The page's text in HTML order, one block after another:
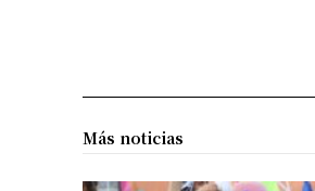
Más noticias